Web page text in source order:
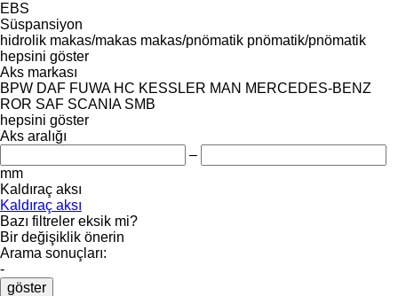
EBS
Süspansiyon
hidrolik makas/makas makas/pnömatik pnömatik/pnömatik
hepsini göster
Aks markası
BPW DAF FUWA HC KESSLER MAN MERCEDES-BENZ
ROR SAF SCANIA SMB
hepsini göster
Aks aralığı
–
mm
Kaldıraç aksı
Kaldıraç aksı
Bazı filtreler eksik mi?
Bir değişiklik önerin
Arama sonuçları:
-
göster